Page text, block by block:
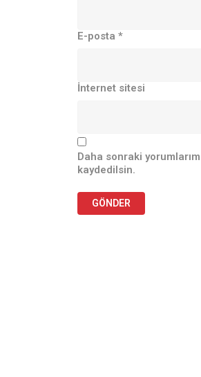
E-posta *
İnternet sitesi
Daha sonraki
kaydedilsin.